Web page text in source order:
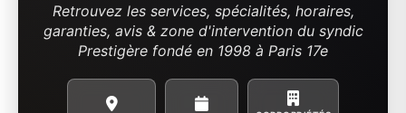
Retrouvez les services, spécialités, horaires,
garanties, avis & zone d'intervention du syndic
Prestigère fondé en 1998 à Paris 17e